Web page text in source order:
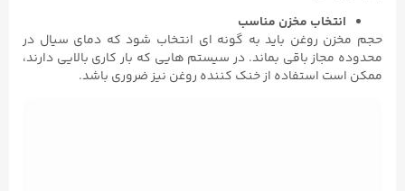
انتخاب مخزن مناسب
حجم مخزن روغن باید به گونه ‌ای انتخاب شود که دمای سیال در
محدوده مجاز باقی بماند. در سیستم ‌هایی که بار کاری بالایی دارند،
ممکن است استفاده از خنک ‌کننده روغن نیز ضروری باشد.